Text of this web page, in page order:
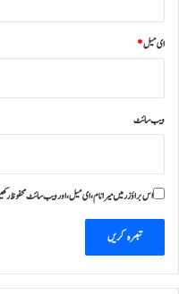
ای میل*
ویب‌ سائٹ
اس براؤزر میں میرا نام، ای میل، اور ویب سائٹ محفوظ